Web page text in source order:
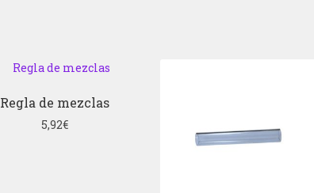
Regla de mezclas
5,92€